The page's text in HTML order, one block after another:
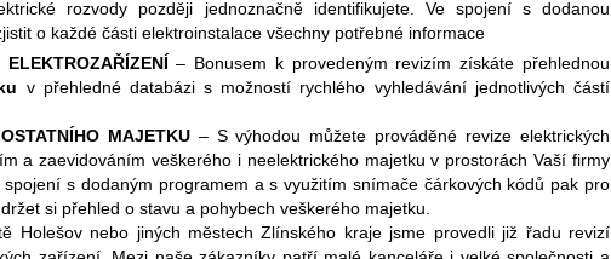
rozvody později jednoznačně identifikujete. Ve spojení s dodanou
o každé části elektroinstalace všechny potřebné informace
– Bonusem k provedeným revizím získáte přehlednou
v přehledné databázi s možností rychlého vyhledávání jednotlivých částí
MAJETKU– S výhodou můžete prováděné revize elektrických
a zaevidováním veškerého i neelektrického majetku v prostorách Vaší firmy
spojení s dodaným programem a s využitím snímače čárkových kódů pak pro
si přehled o stavu a pohybech veškerého majetku.
Holešov nebo jiných městech Zlínského kraje jsme provedli již řadu revizí